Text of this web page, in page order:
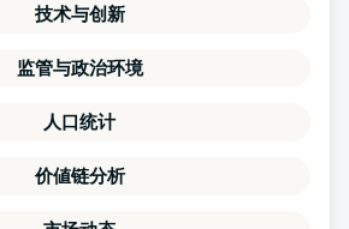
技术与创新
监管与政治环境
人口统计
价値链分析